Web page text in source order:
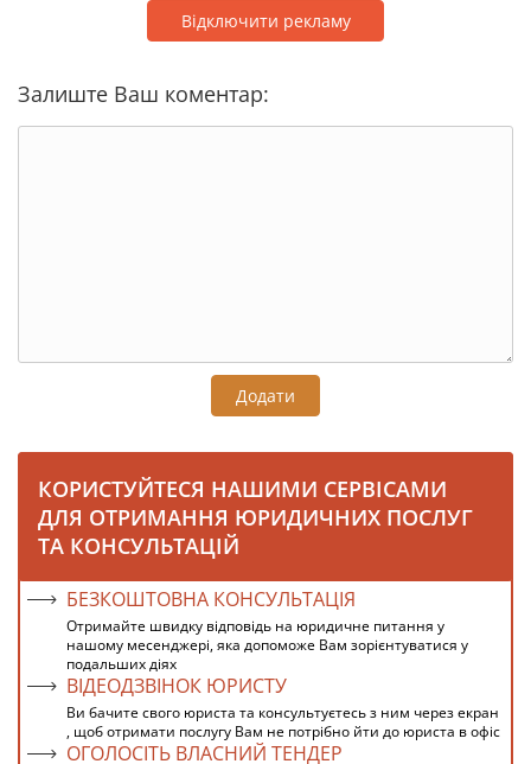
Відключити рекламу
Залиште Ваш коментар:
Додати
КОРИСТУЙТЕСЯ НАШИМИ СЕРВІСАМИ
ДЛЯ ОТРИМАННЯ ЮРИДИЧНИХ ПОСЛУГ
ТА КОНСУЛЬТАЦІЙ
БЕЗКОШТОВНА КОНСУЛЬТАЦІЯ
Отримайте швидку відповідь на юридичне питання у
нашому месенджері, яка допоможе Вам зорієнтуватися у
подальших діях
ВІДЕОДЗВІНОК ЮРИСТУ
Ви бачите свого юриста та консультуєтесь з ним через екран
, щоб отримати послугу Вам не потрібно йти до юриста в офіс
ОГОЛОСІТЬ ВЛАСНИЙ ТЕНДЕР